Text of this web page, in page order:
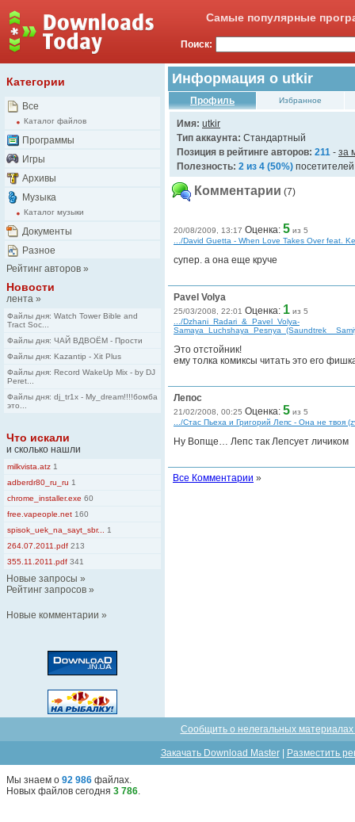
Самые популярные
Поиск:
Категории
Все
Каталог файлов
Программы
Игры
Архивы
Музыка
Каталог музыки
Документы
Разное
Рейтинг авторов »
Новости
лента »
Файлы дня: Watch Tower Bible and
Tract Soc...
Файлы дня: ЧАЙ ВДВОЁМ - Прости
Файлы дня: Kazantip - Xit Plus
Файлы дня: Record WakeUp Mix - by DJ
Peret...
Файлы дня: dj_tr1x - My_dream!!!!бомба
это...
Что искали
и сколько нашли
milkvista.atz 1
adberdr80_ru_ru 1
chrome_installer.exe 60
free.vapeople.net 160
spisok_uek_na_sayt_sbr...
1
264.07.2011.pdf 213
355.11.2011.pdf 341
Новые запросы »
Рейтинг запросов »
Новые комментарии »
Информация о utkir
Профиль Избранное
Имя: utkir
Тип аккаунта: Стандартный
Позиция в рейтинге авторов: 211 - за
Полезность: 2 из 4 (50%)
Комментарии (7)
20/08/2009, 13:17 Оценка: 5 из 5
.../David Guetta - When Love Takes Over feat.
супер. а она еще круче
Pavel Volya
25/03/2008, 22:01 Оценка: 1 из 5
.../Dzhani_Radari_&_Pavel_Volya-
Это отстойник!
ему толка комиксы читать это его
Лепос
21/02/2008, 00:25 Оценка: 5 из 5
.../Стас Пьеха и Григорий Лепс - Она не твоя
Ну Вопще… Лепс так Лепсует личиком
Все Комментарии »
Сообщить о нелегальных
Закачать Download Master| Разместить
Мы знаем о 92 986 файлах.
Новых файлов сегодня 3 786.